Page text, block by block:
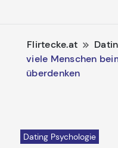
Flirtecke.at
viele Menschen
überdenken
Dating Psychologie